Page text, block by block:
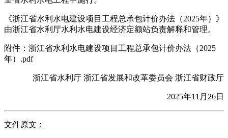
《浙江省水利水电建设项目工程总承包计价办法（2025年）》
由浙江省水利厅水利水电建设经济定额站负责解释和管理。
附件：浙江省水利水电建设项目工程总承包计价办法（2025
年）.pdf
浙江省水利厅 浙江省发展和改革委员会 浙江省财政厅
2025年11月26日
文件原文：